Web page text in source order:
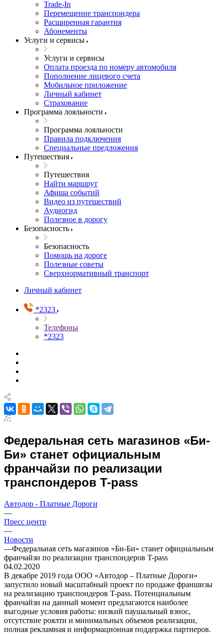
Trade-In
Перемещение транспондера
Расширенная гарантия
Абонементы
Услуги и сервисы
Услуги и сервисы
Оплата проезда по номеру автомобиля
Пополнение лицевого счета
Мобильное приложение
Личный кабинет
Страхование
Программа лояльности
Программа лояльности
Правила подключения
Специальные предложения
Путешествия
Путешествия
Найти маршрут
Афиша событий
Видео из путешествий
Аудиогид
Полезное в дорогу
Безопасность
Безопасность
Помощь на дороге
Полезные советы
Сверхнормативный транспорт
Личный кабинет
*2323
Телефоны
*2323
Федеральная сеть магазинов «Би-
Би» станет официальным
франчайзи по реализации
транспондеров T-pass
Автодор - Платные Дороги
—
Пресс центр
—
Новости
—Федеральная сеть магазинов «Би-Би» станет официальным
франчайзи по реализации транспондеров T-pass
04.02.2020
В декабре 2019 года ООО «Автодор – Платные Дороги»
запустило новый масштабный проект по продаже франшизы
на реализацию транспондеров T-pass. Потенциальным
франчайзи на данный момент предлагаются наиболее
выгодные условия работы: низкий паушальный взнос,
отсутствие роялти и минимальных объемов реализации,
полная рекламная и информационная поддержка партнеров.